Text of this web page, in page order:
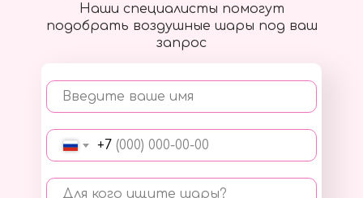
Наши специалисты помогут
подобрать воздушные шары под ваш
запрос
Введите ваше имя
+7
Для кого ищите шары?